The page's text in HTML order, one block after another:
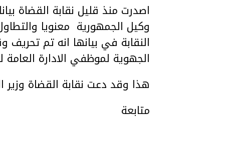
اصدرت منذ قليل نقابة القضاة
وكيل الجمهورية معنويا
النقابة في بيانها انه تم تحريف
الجهوية لموظفي الادارة
هذا وقد دعت نقابة القضاة وزير
متابعة